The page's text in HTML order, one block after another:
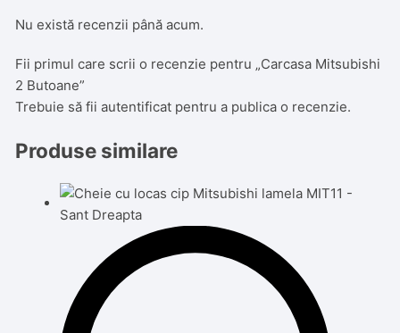
Nu există recenzii până acum.
Fii primul care scrii o recenzie pentru „Carcasa Mitsubishi
2 Butoane”
Trebuie să fiiautentificat pentru a publica o recenzie.
Produse similare